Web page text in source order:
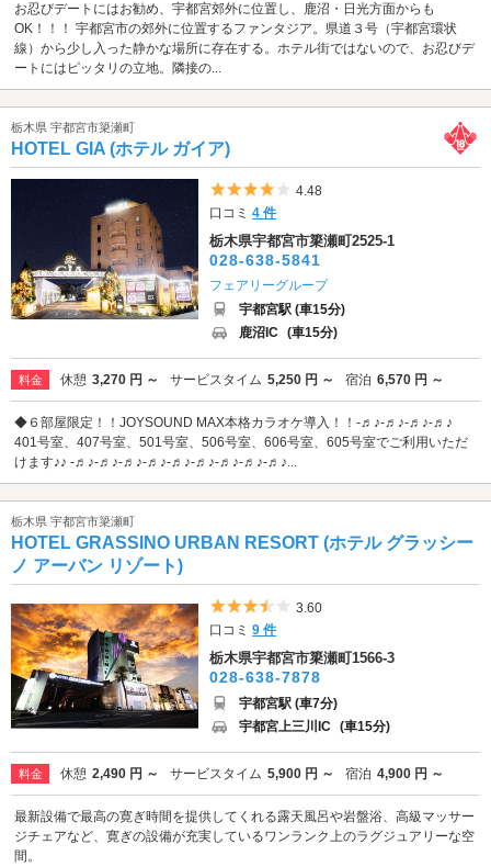
お忍びデートにはお勧め、宇都宮郊外に位置し、鹿沼・日光方面からも
OK！！！ 宇都宮市の郊外に位置するファンタジア。県道３号（宇都宮環状
線）から少し入った静かな場所に存在する。ホテル街ではないので、お忍びデ
ートにはピッタリの立地。隣接の...
栃木県 宇都宮市簗瀬町
HOTEL GIA (ホテル ガイア)
5つ星のうち4
4.48
口コミ4 件
栃木県宇都宮市簗瀬町2525-1
028-638-5841
フェアリーグループ
宇都宮駅 (車15分)
鹿沼IC (車15分)
料金 休憩 3,270 円 ～ サービスタイム 5,250 円 ～ 宿泊 6,570 円 ～
◆６部屋限定！！JOYSOUND MAX本格カラオケ導入！！-♬♪-♬♪-♬♪-♬♪
401号室、407号室、501号室、506号室、606号室、605号室でご利用いただ
けます♪♪ -♬♪-♬♪-♬♪-♬♪-♬♪-♬♪-♬♪-♬♪-♬♪...
栃木県 宇都宮市簗瀬町
HOTEL GRASSINO URBAN RESORT (ホテル グラッシー
ノ アーバン リゾート)
5つ星のうち3.5
3.60
口コミ9 件
栃木県宇都宮市簗瀬町1566-3
028-638-7878
宇都宮駅 (車7分)
宇都宮上三川IC (車15分)
料金 休憩 2,490 円 ～ サービスタイム 5,900 円 ～ 宿泊 4,900 円 ～
最新設備で最高の寛ぎ時間を提供してくれる露天風呂や岩盤浴、高級マッサー
ジチェアなど、寛ぎの設備が充実しているワンランク上のラグジュアリーな空
間。